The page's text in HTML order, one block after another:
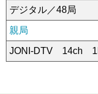
デジタル／48局
親局
JONI-DTV 14ch